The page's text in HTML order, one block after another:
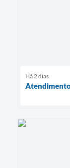
Há 2 dias
Atendimento